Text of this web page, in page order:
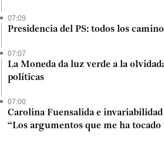
07:09
Presidencia del PS: todos los
07:07
La Moneda da luz verde a la
políticas
07:00
Carolina Fuensalida e
“Los argumentos que me ha tocado